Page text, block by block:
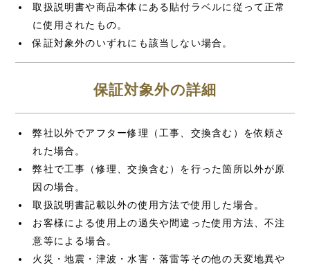
取扱説明書や商品本体にある貼付ラベルに従って正常
に使用されたもの。
保証対象外のいずれにも該当しない場合。
保証対象外の詳細
弊社以外でアフター修理（工事、交換含む）を依頼さ
れた場合。
弊社で工事（修理、交換含む）を行った箇所以外が原
因の場合。
取扱説明書記載以外の使用方法で使用した場合。
お客様による使用上の過失や間違った使用方法、不注
意等による場合。
火災・地震・津波・水害・落雷等その他の天変地異や